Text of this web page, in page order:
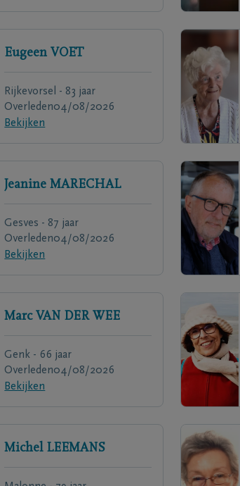
Eugeen VOET
Rijkevorsel - 83 jaar
Overleden04/08/2026
Bekijken
Jeanine MARECHAL
Gesves - 87 jaar
Overleden04/08/2026
Bekijken
Marc VAN DER WEE
Genk - 66 jaar
Overleden04/08/2026
Bekijken
Michel LEEMANS